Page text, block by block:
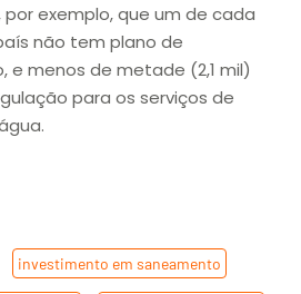
exemplo, que um de cada
não tem plano de
e menos de metade (2,1 mil)
para os serviços de
investimento em saneamento